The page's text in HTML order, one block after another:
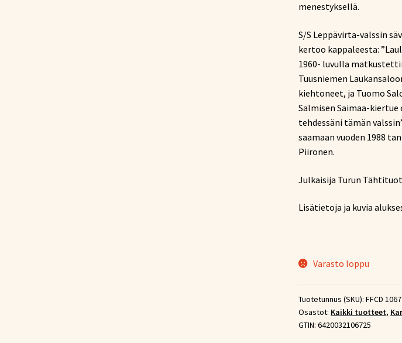
menestyksellä.
S/S Leppävirta-valssin
kertoo kappaleesta:
1960- luvulla
Tuusniemen
kiehtoneet, ja Tuomo
Salmisen Saimaa-
tehdessäni tämän
saamaan vuoden 1988
Piironen.
Julkaisija Turun
Lisätietoja ja kuvia
Varasto loppu
Tuotetunnus (SKU):FFCD 1067
Osastot: Kaikki tuotteet,
GTIN:6420032106725